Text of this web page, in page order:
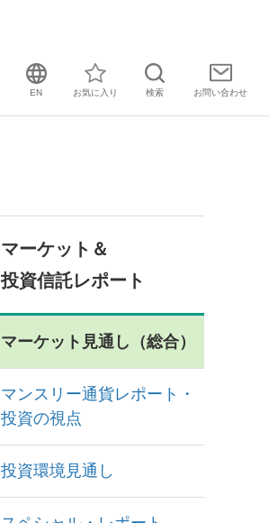
EN お気に入り 検索 お問い合わせ
マーケット＆
投資信託レポート
マーケット見通し（総合）
マンスリー通貨レポート・
投資の視点
投資環境見通し